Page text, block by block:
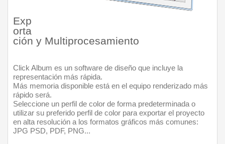
Exp
orta
ción y Multiprocesamiento
Click Album es un software de diseño que incluye la
representación más rápida.
Más memoria disponible está en el equipo renderizado más
rápido será.
Seleccione un perfil de color de forma predeterminada o
utilizar su preferido perfil de color para exportar el proyecto
en alta resolución a los formatos gráficos más comunes:
JPG PSD, PDF, PNG...